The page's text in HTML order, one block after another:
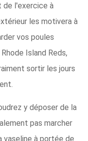
de l'exercice à
les motivera à
vos poules
Island Reds,
sortir les jours
y déposer de la
pas marcher
vaseline à portée de